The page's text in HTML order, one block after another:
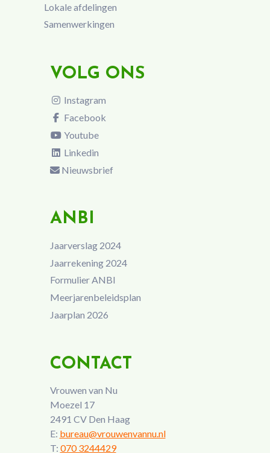
Lokale afdelingen
Samenwerkingen
VOLG ONS
Instagram
Facebook
Youtube
Linkedin
Nieuwsbrief
ANBI
Jaarverslag 2024
Jaarrekening 2024
Formulier ANBI
Meerjarenbeleidsplan
Jaarplan 2026
CONTACT
Vrouwen van Nu
Moezel 17
2491 CV Den Haag
E: bureau@vrouwenvannu.nl
T: 070 3244429